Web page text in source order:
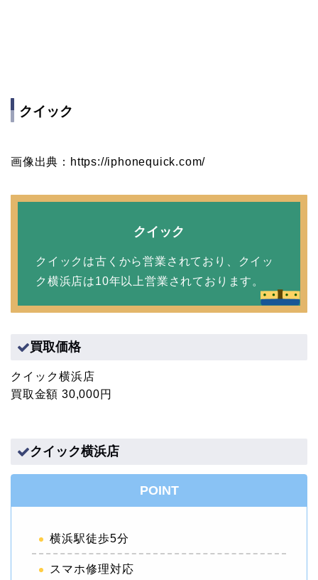
クイック
画像出典：https://iphonequick.com/
クイック
クイックは古くから営業されており、クイッ
ク横浜店は10年以上営業されております。
買取価格
クイック横浜店
買取金額 30,000円
クイック横浜店
POINT
横浜駅徒歩5分
スマホ修理対応